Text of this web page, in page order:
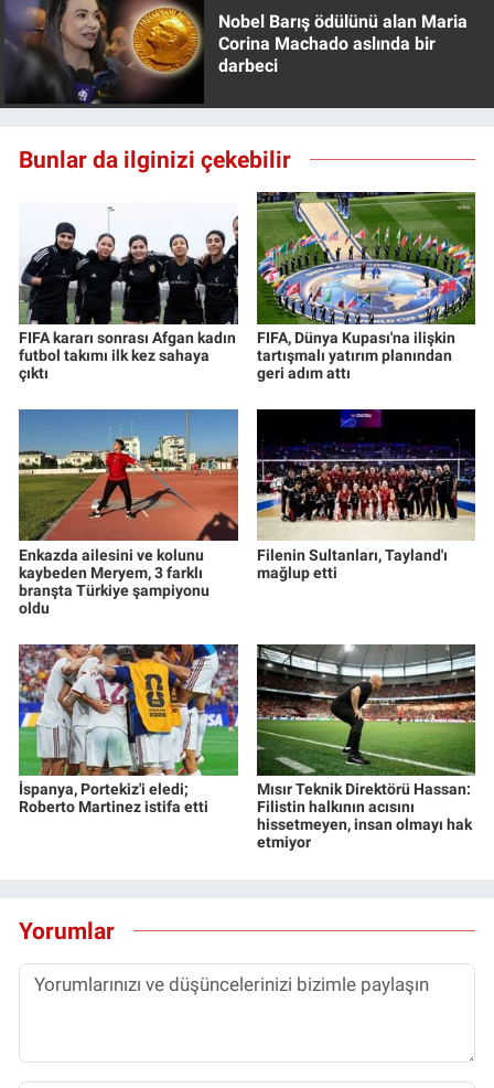
Nobel Barış ödülünü alan Maria
Corina Machado aslında bir
darbeci
Bunlar da ilginizi çekebilir
FIFA kararı sonrası Afgan kadın
futbol takımı ilk kez sahaya
çıktı
FIFA, Dünya Kupası'na ilişkin
tartışmalı yatırım planından
geri adım attı
Enkazda ailesini ve kolunu
kaybeden Meryem, 3 farklı
branşta Türkiye şampiyonu
oldu
Filenin Sultanları, Tayland'ı
mağlup etti
İspanya, Portekiz'i eledi;
Roberto Martinez istifa etti
Mısır Teknik Direktörü Hassan:
Filistin halkının acısını
hissetmeyen, insan olmayı hak
etmiyor
Yorumlar